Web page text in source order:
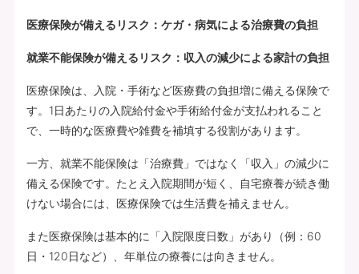
医療保険が備えるリスク：ケガ・病気による治療費の負担
就業不能保険が備えるリスク：収入の減少による家計の負担
医療保険は、入院・手術など医療費の負担増に備える保険で
す。1日あたりの入院給付金や手術給付金が支払われること
で、一時的な医療費や雑費を補填する役割があります。
一方、就業不能保険は「治療費」ではなく「収入」の減少に
備える保険です。たとえ入院期間が短く、自宅療養が続き働
けない場合には、医療保険では生活費を補えません。
また医療保険は基本的に「入院限度日数」があり（例：60
日・120日など）、年単位の療養には向きません。